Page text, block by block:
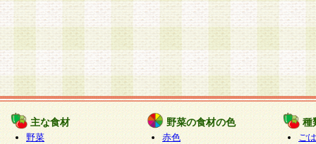
主な食材
野菜
野菜の食材の色
赤色
種
ご